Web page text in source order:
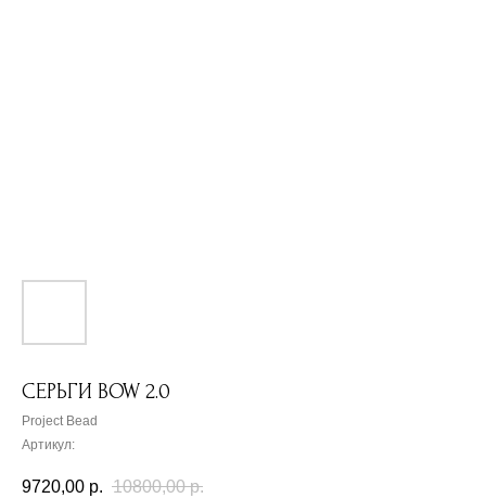
СЕРЬГИ BOW 2.0
Project Bead
Артикул:
9720,00 р. 10800,00 р.